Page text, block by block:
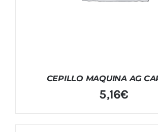
CEPILLO MAQUINA AG
5,16€